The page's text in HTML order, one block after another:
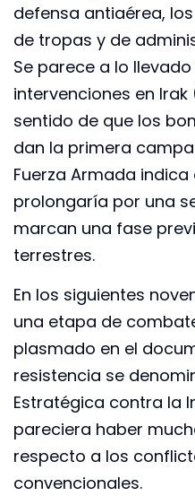
defensa antiaérea,
de tropas y de
Se parece a lo
intervenciones en Irak
sentido de que los
dan la primera
Fuerza Armada
prolongaría por una
marcan una fase
terrestres.
En los siguientes
una etapa de
plasmado en el
resistencia se
Estratégica contra la
pareciera haber
respecto a los
convencionales.